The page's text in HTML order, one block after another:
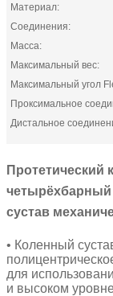
Материал:
Соединения:
Масса:
Максимальный вес:
Максимальный угол
Проксимальное
Дистальное
Протетический
четырёхбарный
сустав
• Коленный
для
и высоком